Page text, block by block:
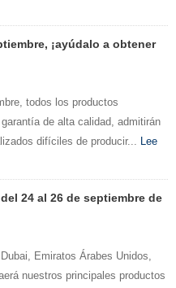
¡ayúdalo a obtener
todos los productos
de alta calidad, admitirán
difíciles de producir... Lee
24 al 26 de septiembre de
Emiratos Árabes Unidos,
nuestros principales productos